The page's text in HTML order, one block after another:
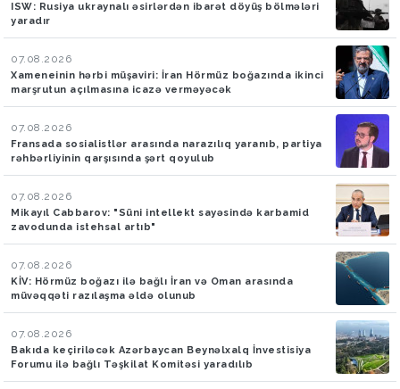
ISW: Rusiya ukraynalı əsirlərdən ibarət döyüş bölmələri
yaradır
07.08.2026
Xameneinin hərbi müşaviri: İran Hörmüz boğazında ikinci
marşrutun açılmasına icazə verməyəcək
07.08.2026
Fransada sosialistlər arasında narazılıq yaranıb, partiya
rəhbərliyinin qarşısında şərt qoyulub
07.08.2026
Mikayıl Cabbarov: "Süni intellekt sayəsində karbamid
zavodunda istehsal artıb"
07.08.2026
KİV: Hörmüz boğazı ilə bağlı İran və Oman arasında
müvəqqəti razılaşma əldə olunub
07.08.2026
Bakıda keçiriləcək Azərbaycan Beynəlxalq İnvestisiya
Forumu ilə bağlı Təşkilat Komitəsi yaradılıb